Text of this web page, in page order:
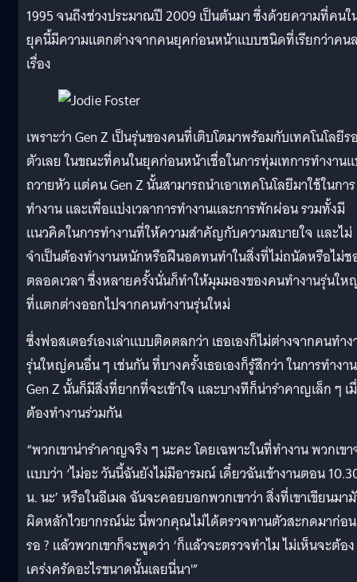
1995 จนถึงช่วงประมาณปี 2009 เป็นต้นมา ซึ่งด้วยความที่คนใ
ยุคนี้มีความแตกต่างจากคนยุคก่อนหน้าแบบชนิดที่เรียกว่าคน
เรื่อง
เพราะว่า Gen Z เป็นรุ่นของคนที่เติบโตมาพร้อมกับเทคโนโลยีร
ตัวเลย ในขณะที่คนในยุคก่อนหน้าเชื่อในการทุ่มเทการทำงาน
ถวายหัว แต่คน Gen Z นั้นสามารถนำเอาเทคโนโลยีมาใช้ในการ
ทำงาน และเพื่อแบ่งเวลาการทำงานและการพักผ่อน รวมทั้งมี
แนวคิดในการทำงานที่ให้ความสำคัญกับความสบายใจ และไม่
จำเป็นต้องทำงานหนักหรือฝืนอดทนทำในสิ่งที่ไม่ถนัดหรือไม่
ตลอดเวลา ซึ่งหลายครั้งนั่นก็ทำให้มุมมองของคนทำงานรุ่นใ
ที่แตกต่างออกไปจากคนทำงานรุ่นใหม่
ซึ่งฟอสเตอร์เองเล่าแบบติดตลกว่า เธอเองก็ไม่ต่างจากคนทำ
รุ่นใหญ่คนอื่น ๆ เช่นกัน ที่บางครั้งเธอเองก็รู้สึกว่า ในการทำงาน
Gen Z นั้นก็มีสิ่งที่ยากที่จะเข้าใจ และบางทีก็น่ารำคาญเล็ก ๆ เ
ต้องทำงานร่วมกัน
“พวกเขาน่ารำคาญจริง ๆ นะคะ โดยเฉพาะในที่ทำงาน พวกเข
แบบว่า ‘ไม่อะ วันนี้ฉันยังไม่มีอารมณ์ เดี๋ยวฉันเข้างานตอน
น. นะ’ หรือในอีเมล ฉันจะคอยบอกพวกเขาว่า สิ่งที่เขาเขียนมา
ผิดหลักไวยากรณ์น่ะ นี่พวกคุณไม่ได้ตรวจทานตัวสะกดมาก่อ
รอ ? แล้วพวกเขาก็จะพูดว่า ‘ก็แล้วจะตรวจทำไม ไม่เห็นจะต้อง
เคร่งครัดอะไรขนาดนั้นเลยนี่นา'”